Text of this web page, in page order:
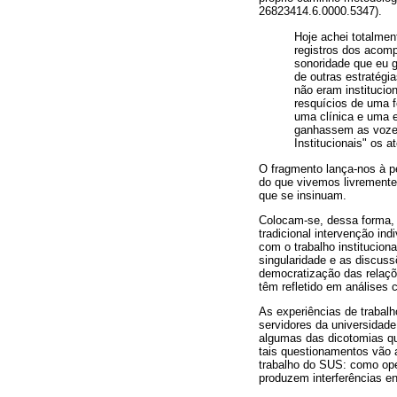
26823414.6.0000.5347).
Hoje achei
registros dos
sonoridade que eu
de outras
não eram
resquícios de uma
uma clínica e uma
ganhassem as
Institucionais" os
O fragmento lança-nos à
do que vivemos
que se insinuam.
Colocam-se, dessa
tradicional intervenção
com o trabalho
singularidade e as
democratização das
têm refletido em análises
As experiências de
servidores da
algumas das dicotomias
tais questionamentos vão
trabalho do SUS: como
produzem interferências